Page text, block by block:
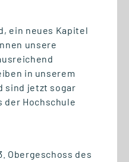
ein neues Kapitel
unsere
in unserem
sind jetzt sogar
der Hochschule
Obergeschoss des